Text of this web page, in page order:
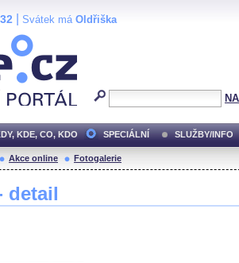
32 Svátek má Oldřiška
KDE, CO, KDO SPECIÁLNÍ SLUŽBY/INFO
Akce online Fotogalerie
detail